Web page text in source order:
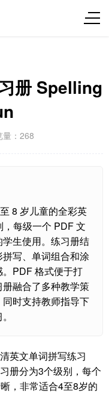
册 Spelling
量：268
8 岁儿童的全彩英
每级一个 PDF 文
生使用。练习册结
写、单词组合和涂
PDF 格式便于打
融合了多种教学策
时支持教师指导下
英文单词拼写练习
册分为3个级别，每个
，非常适合4至8岁的